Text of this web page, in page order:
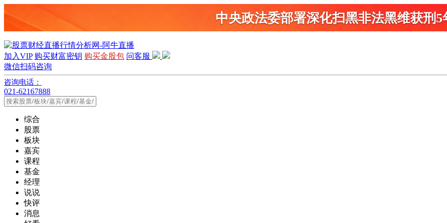
中央政法委部署深化扫黑非法黑维获刑5
加入VIP 购买财富密钥 购买金股包 问客服
微信扫码咨询
咨询电话：
021-62167888
综合
股票
板块
嘉宾
课程
基金
经理
说说
快评
消息